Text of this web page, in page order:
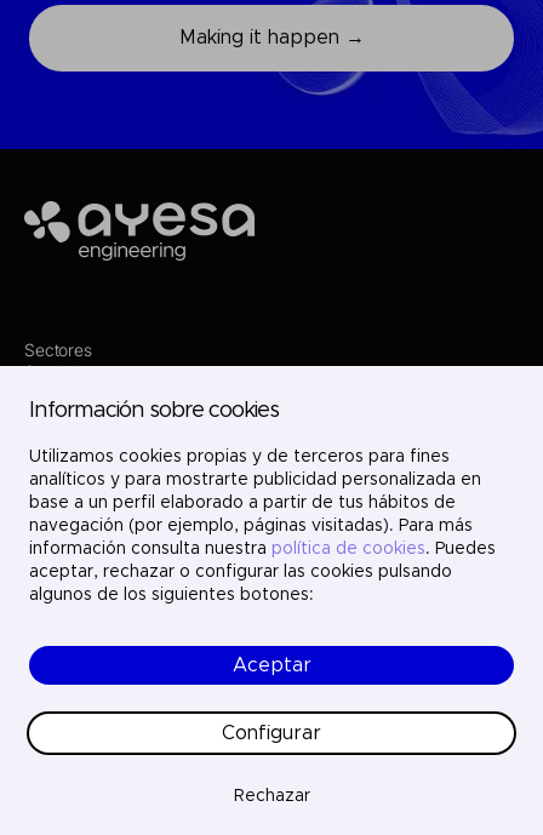
Making it happen →
Ayesa
Sectores
Servicios
Proyectos
Únete
Contacto
LinkedIn
X
Instagram
YouTube
© Ayesa Engineering. Todos los derechos reservados.
Política de cookies
Política de privacidad
Ética y cumplimiento
Información sobre cookies
Utilizamos cookies propias y de terceros para fines
analíticos y para mostrarte publicidad personalizada en
base a un perfil elaborado a partir de tus hábitos de
navegación (por ejemplo, páginas visitadas). Para más
información consulta nuestra política de cookies. Puedes
aceptar, rechazar o configurar las cookies pulsando
algunos de los siguientes botones:
Aceptar
Configurar
Rechazar